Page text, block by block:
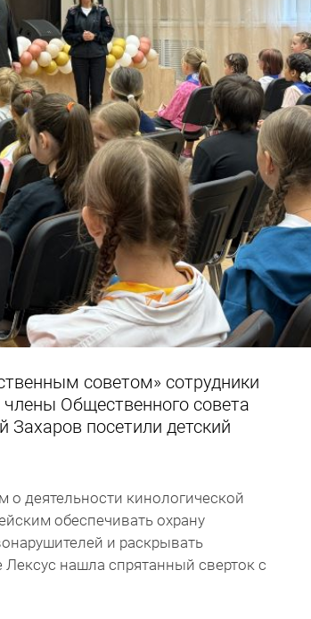
советом» сотрудники
Общественного совета
посетили детский
о деятельности кинологической
обеспечивать охрану
и раскрывать
нашла спрятанный сверток с